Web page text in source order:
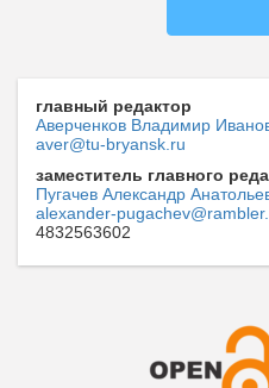
главный редактор
Аверченков Владимир
aver@tu-bryansk.ru
заместитель главного
Пугачев Александр
alexander-
4832563602